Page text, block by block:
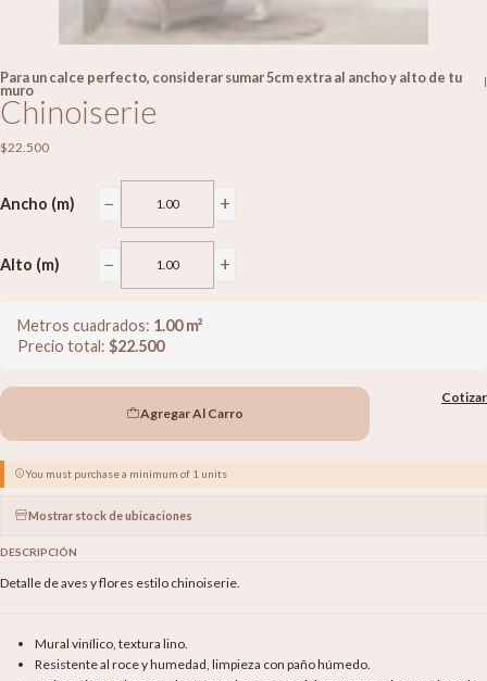
Para un calce perfecto, considerar sumar 5cm extra al ancho y alto de tu
muro
|
Chinoiserie
$22.500
Ancho (m) − +
Alto (m) − +
Metros cuadrados: 1.00m²
Precio total: $22.500
Agregar Al Carro
Cotizar
You must purchase a minimum of 1 units
Mostrar stock de ubicaciones
DESCRIPCIÓN
Detalle de aves y flores estilo chinoiserie.
Mural vinílico, textura lino.
Resistente al roce y humedad, limpieza con paño húmedo.